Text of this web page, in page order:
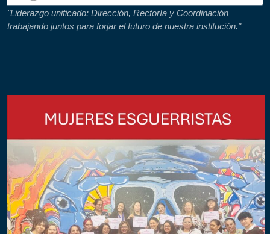
"Liderazgo unificado: Dirección, Rectoría y Coordinación
trabajando juntos para forjar el futuro de nuestra institución."